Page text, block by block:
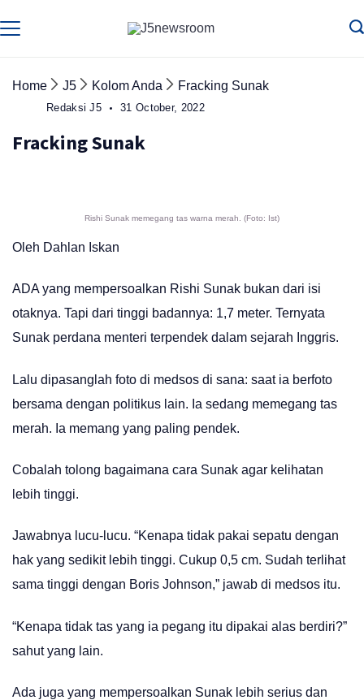
to
Home J5 Kolom Anda Fracking Sunak
Redaksi J5 31 October, 2022
Fracking Sunak
Rishi Sunak memegang tas warna merah. (Foto: Ist)
Oleh Dahlan Iskan
ADA yang mempersoalkan Rishi Sunak bukan dari isi
otaknya. Tapi dari tinggi badannya: 1,7 meter. Ternyata
Sunak perdana menteri terpendek dalam sejarah Inggris.
Lalu dipasanglah foto di medsos di sana: saat ia berfoto
bersama dengan politikus lain. Ia sedang memegang tas
merah. Ia memang yang paling pendek.
Cobalah tolong bagaimana cara Sunak agar kelihatan
lebih tinggi.
Jawabnya lucu-lucu. “Kenapa tidak pakai sepatu dengan
hak yang sedikit lebih tinggi. Cukup 0,5 cm. Sudah terlihat
sama tinggi dengan Boris Johnson,” jawab di medsos itu.
“Kenapa tidak tas yang ia pegang itu dipakai alas berdiri?”
sahut yang lain.
Ada juga yang mempersoalkan Sunak lebih serius dan